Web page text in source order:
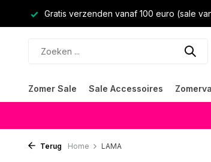
Gratis verzenden vanaf 100 euro (sale
Zomer Sale Sale Accessoires
Terug Home LAMA